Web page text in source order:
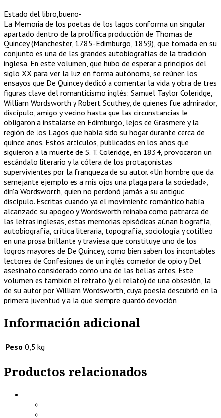
Estado del libro,bueno-
La Memoria de los poetas de los lagos conforma un singular
apartado dentro de la prolífica producción de Thomas de
Quincey (Manchester, 1785-Edimburgo, 1859), que tomada en su
conjunto es una de las grandes autobiografías de la tradición
inglesa. En este volumen, que hubo de esperar a principios del
siglo XX para ver la luz en forma autónoma, se reúnen los
ensayos que De Quincey dedicó a comentar la vida y obra de tres
figuras clave del romanticismo inglés: Samuel Taylor Coleridge,
William Wordsworth y Robert Southey, de quienes fue admirador,
discípulo, amigo y vecino hasta que las circunstancias le
obligaron a instalarse en Edimburgo, lejos de Grasmere y la
región de los Lagos que había sido su hogar durante cerca de
quince años. Estos artículos, publicados en los años que
siguieron a la muerte de S. T. Coleridge, en 1834, provocaron un
escándalo literario y la cólera de los protagonistas
supervivientes por la franqueza de su autor. «Un hombre que da
semejante ejemplo es a mis ojos una plaga para la sociedad»,
diría Wordsworth, quien no perdonó jamás a su antiguo
discípulo. Escritas cuando ya el movimiento romántico había
alcanzado su apogeo y Wordsworth reinaba como patriarca de
las letras inglesas, estas memorias episódicas aúnan biografía,
autobiografía, crítica literaria, topografía, sociología y cotilleo
en una prosa brillante y traviesa que constituye uno de los
logros mayores de De Quincey, como bien saben los incontables
lectores de Confesiones de un inglés comedor de opio y Del
asesinato considerado como una de las bellas artes. Este
volumen es también el retrato (y el relato) de una obsesión, la
de su autor por William Wordsworth, cuya poesía descubrió en la
primera juventud y a la que siempre guardó devoción
Información adicional
Peso 0,5 kg
Productos relacionados